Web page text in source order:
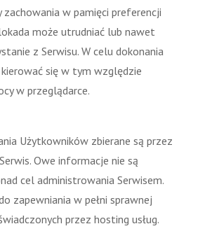
w pamięci preferencji
może utrudniać lub nawet
z Serwisu. W celu dokonania
się w tym względzie
w przeglądarce.
Użytkowników zbierane są przez
Owe informacje nie są
cel administrowania Serwisem.
zapewniania w pełni sprawnej
przez hosting usług.